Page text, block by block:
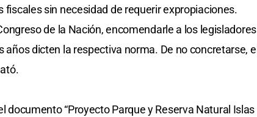
sin necesidad de requerir expropiaciones.
de la Nación, encomendarle a los legisladores
dicten la respectiva norma. De no concretarse, el
documento “Proyecto Parque y Reserva Natural Islas